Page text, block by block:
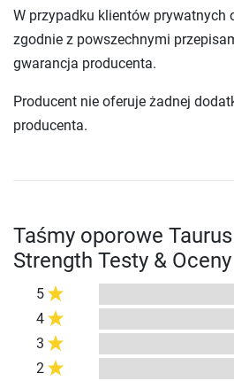
W przypadku klientów prywatnych
zgodnie z powszechnymi
gwarancja producenta.
Producent nie oferuje żadnej
producenta.
Taśmy oporowe
Strength Testy & Oceny
5
4
3
2